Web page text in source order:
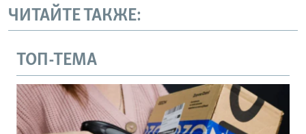
ЧИТАЙТЕ ТАКЖЕ:
ТОП-ТЕМА